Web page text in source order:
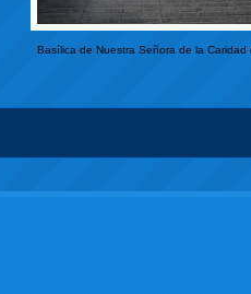
Basílica de Nuestra Señora de la Caridad